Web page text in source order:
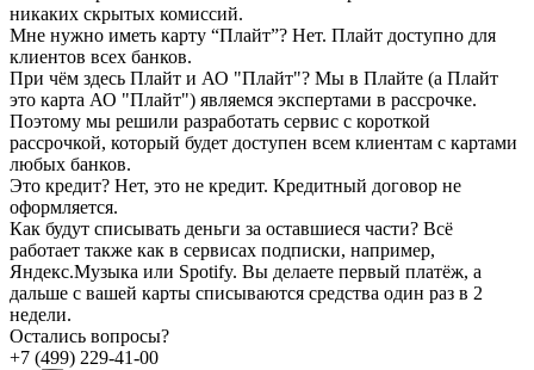
никаких скрытых комиссий.
Мне нужно иметь карту “Плайт”? Нет. Плайт доступно для
клиентов всех банков.
При чём здесь Плайт и АО "Плайт"? Мы в Плайте (а Плайт
это карта АО "Плайт") являемся экспертами в рассрочке.
Поэтому мы решили разработать сервис с короткой
рассрочкой, который будет доступен всем клиентам с картами
любых банков.
Это кредит? Нет, это не кредит. Кредитный договор не
оформляется.
Как будут списывать деньги за оставшиеся части? Всё
работает также как в сервисах подписки, например,
Яндекс.Музыка или Spotify. Вы делаете первый платёж, а
дальше с вашей карты списываются средства один раз в 2
недели.
Остались вопросы?
+7 (499) 229-41-00